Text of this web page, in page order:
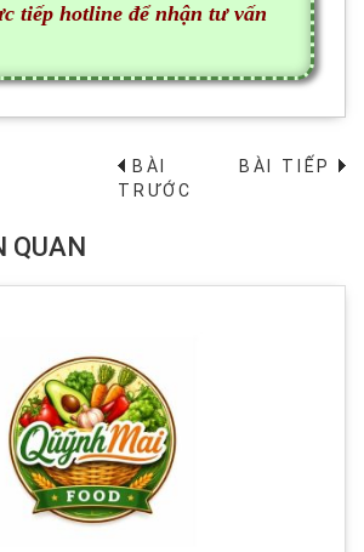
tiếp hotline để nhận tư vấn
BÀI
TRƯỚC
BÀI TIẾP→
QUAN